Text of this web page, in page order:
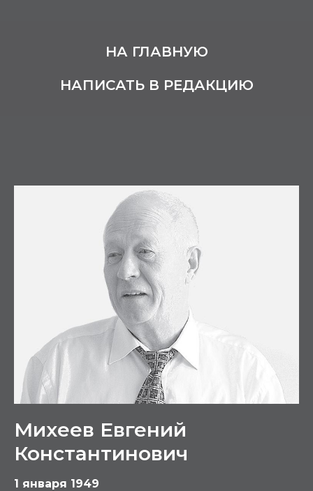
НА ГЛАВНУЮ
НАПИСАТЬ В РЕДАКЦИЮ
Михеев Евгений
Константинович
1 января 1949